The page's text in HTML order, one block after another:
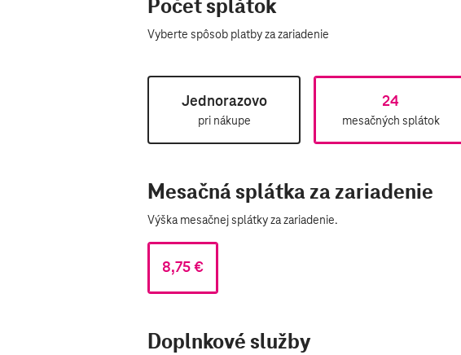
Počet splátok
Vyberte spôsob platby za zariadenie​
Jednorazovo
pri nákupe
24
mesačných splátok
Mesačná splátka za zariadenie
Výška mesačnej splátky za zariadenie.
8,75 €
Doplnkové služby